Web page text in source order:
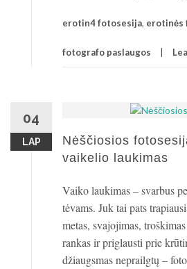
erotin4 fotosesija, erotinės
fotografo paslaugos
04
LAP
Nėščiosios
vaikelio laukimas
Vaiko laukimas – svarbus
tėvams. Juk tai pats
metas, svajojimas,
rankas ir priglausti prie
džiaugsmas neprailgtų –